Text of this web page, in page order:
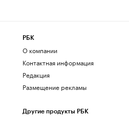
РБК
О компании
Контактная информация
Редакция
Размещение рекламы
Другие продукты РБК